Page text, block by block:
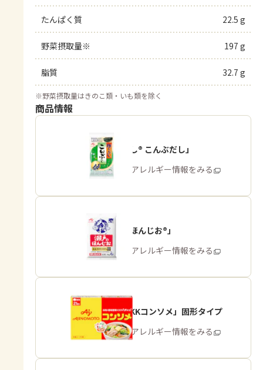
たんぱく質 22.5 g
野菜摂取量※ 197 g
脂質 32.7 g
※野菜摂取量はきのこ類・いも類を除く
商品情報
「ほんだし® こんぶだし」
商品・アレルギー情報をみる
「瀬戸のほんじお®」
商品・アレルギー情報をみる
「味の素KKコンソメ」固形タイプ
商品・アレルギー情報をみる